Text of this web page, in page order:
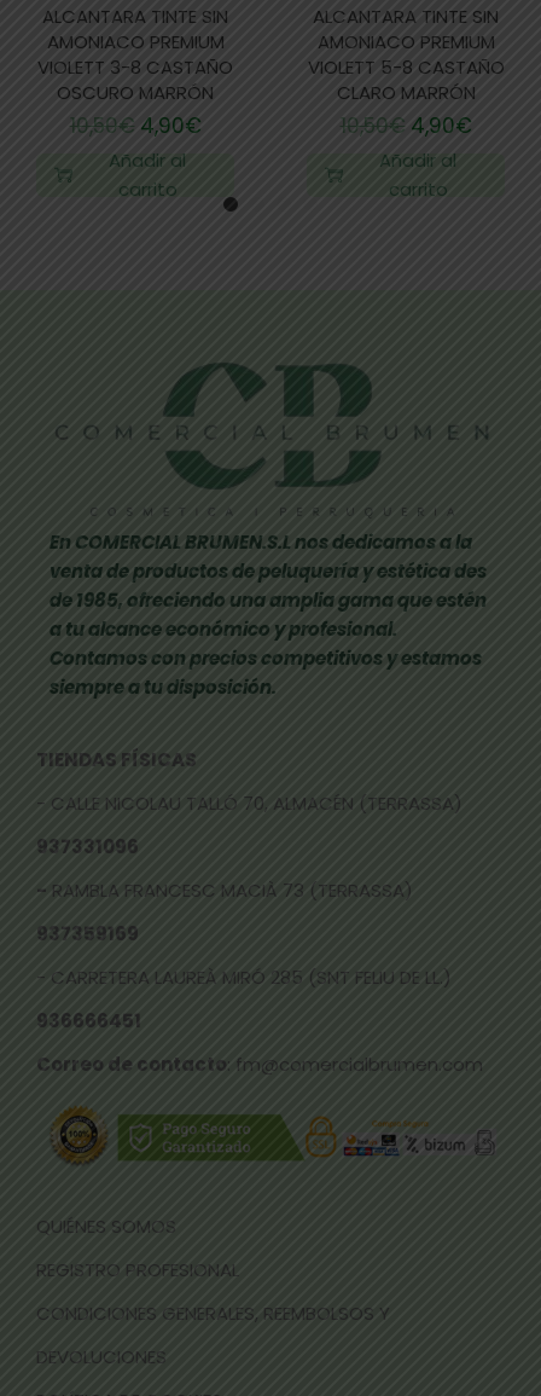
ALCANTARA TINTE SIN
AMONIACO PREMIUM
VIOLETT 3-8 CASTAÑO
OSCURO MARRÓN
10,50€ 4,90€
Añadir al
carrito
ALCANTARA TINTE SIN
AMONIACO PREMIUM
VIOLETT 5-8 CASTAÑO
CLARO MARRÓN
10,50€ 4,90€
Añadir al
carrito
En COMERCIAL BRUMEN.S.L nos dedicamos a la
venta de productos de peluquería y estética des
de 1985, ofreciendo una amplia gama que estén
a tu alcance económico y profesional.
Contamos con precios competitivos y estamos
siempre a tu disposición.
TIENDAS FÍSICAS
- CALLE NICOLAU TALLÓ 70, ALMACÉN (TERRASSA)
937331096
- RAMBLA FRANCESC MACIÀ 73 (TERRASSA)
937359169
- CARRETERA LAUREÀ MIRÓ 285 (SNT FELIU DE LL.)
936666451
Correo de contacto: fm@comercialbrumen.com
QUIÉNES SOMOS
REGISTRO PROFESIONAL
CONDICIONES GENERALES, REEMBOLSOS Y
DEVOLUCIONES